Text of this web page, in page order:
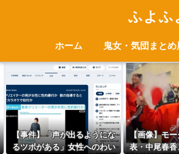
ふよふ
ホーム 鬼女・気団まとめ
【事件】「声が出るようにな
るツボがある」女性へのわい
【画像】モ
表・中尾春